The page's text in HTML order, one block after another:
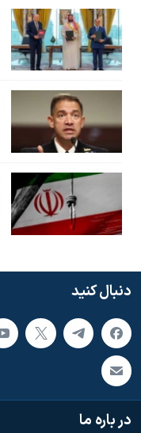
دنبال کنید
در باره ما